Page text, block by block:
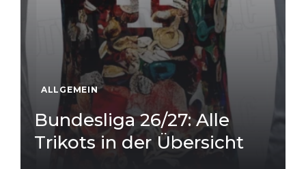
ALLGEMEIN
Bundesliga 26/27: Alle
Trikots in der Übersicht